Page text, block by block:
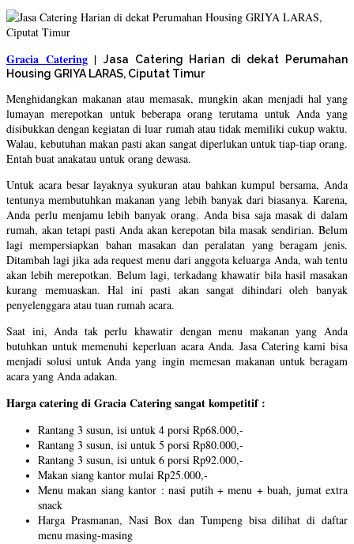
Gracia Catering| Jasa Catering Harian di dekat Perumahan
Housing GRIYA LARAS, Ciputat Timur
Menghidangkan makanan atau memasak, mungkin akan menjadi hal yang
lumayan merepotkan untuk beberapa orang terutama untuk Anda yang
disibukkan dengan kegiatan di luar rumah atau tidak memiliki cukup waktu.
Walau, kebutuhan makan pasti akan sangat diperlukan untuk tiap-tiap orang.
Entah buat anakatau untuk orang dewasa.
Untuk acara besar layaknya syukuran atau bahkan kumpul bersama, Anda
tentunya membutuhkan makanan yang lebih banyak dari biasanya. Karena,
Anda perlu menjamu lebih banyak orang. Anda bisa saja masak di dalam
rumah, akan tetapi pasti Anda akan kerepotan bila masak sendirian. Belum
lagi mempersiapkan bahan masakan dan peralatan yang beragam jenis.
Ditambah lagi jika ada request menu dari anggota keluarga Anda, wah tentu
akan lebih merepotkan. Belum lagi, terkadang khawatir bila hasil masakan
kurang memuaskan. Hal ini pasti akan sangat dihindari oleh banyak
penyelenggara atau tuan rumah acara.
Saat ini, Anda tak perlu khawatir dengan menu makanan yang Anda
butuhkan untuk memenuhi keperluan acara Anda. Jasa Catering kami bisa
menjadi solusi untuk Anda yang ingin memesan makanan untuk beragam
acara yang Anda adakan.
Harga catering di Gracia Catering sangat kompetitif :
Rantang 3 susun, isi untuk 4 porsi Rp68.000,-
Rantang 3 susun, isi untuk 5 porsi Rp80.000,-
Rantang 3 susun, isi untuk 6 porsi Rp92.000,-
Makan siang kantor mulai Rp25.000,-
Menu makan siang kantor : nasi putih + menu + buah, jumat extra
snack
Harga Prasmanan, Nasi Box dan Tumpeng bisa dilihat di daftar
menu masing-masing